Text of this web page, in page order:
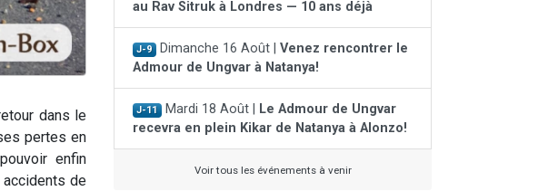
dans le
pertes en
enfin
de
au Rav Sitruk à Londres — 10 ans déjà
J-9 Dimanche 16 Août | Venez rencontrer le
Admour de Ungvar à Natanya!
J-11 Mardi 18 Août |
Le Admour de Ungvar
recevra en plein Kikar de Natanya à Alonzo!
Voir tous les événements à venir